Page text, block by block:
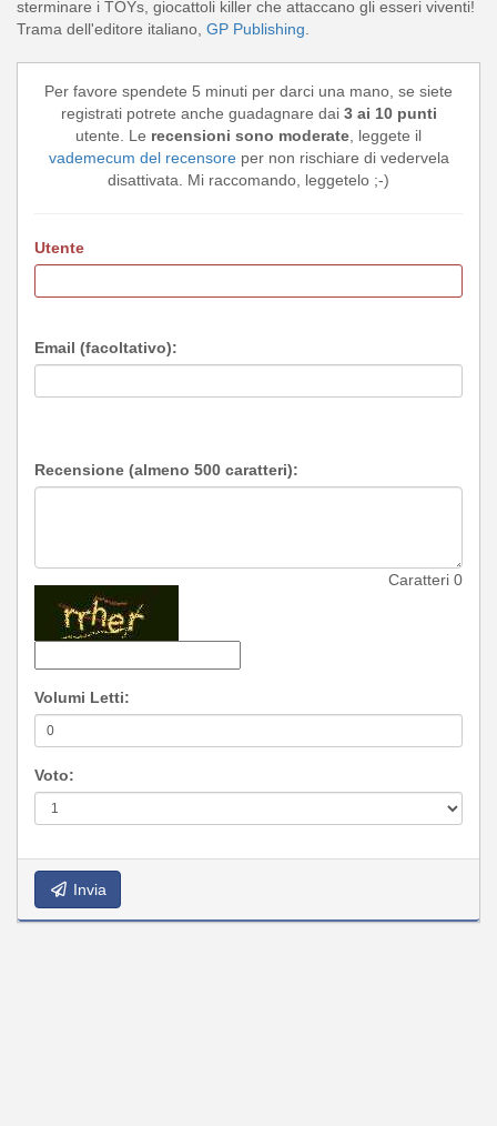
sterminare i TOYs, giocattoli killer che attaccano gli esseri viventi!
Trama dell'editore italiano, GP Publishing.
Per favore spendete 5 minuti per darci una mano, se siete
registrati potrete anche guadagnare dai 3 ai 10 punti
utente. Le recensioni sono moderate, leggete il
vademecum del recensoreper non rischiare di vedervela
disattivata. Mi raccomando, leggetelo ;-)
Utente
Email (facoltativo):
Recensione (almeno 500 caratteri):
Caratteri 0
Volumi Letti:
Voto:
Invia